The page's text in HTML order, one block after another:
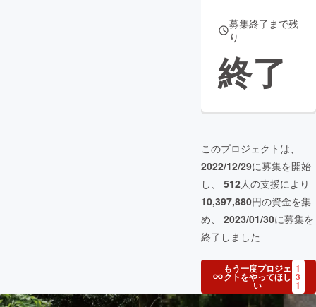
募集終了まで残
り
終了
このプロジェクトは、
2022/12/29に募集を開始
し、 512人の支援により
10,397,880円の資金を集
め、 2023/01/30に募集を
終了しました
もう一度プロジェ
クトをやってほし
い
1
3
1